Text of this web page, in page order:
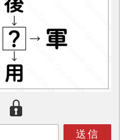
送信